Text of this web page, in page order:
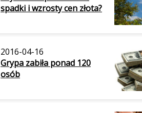
spadki i wzrosty cen złota?
2016-04-16
Grypa zabiła ponad 120
osób